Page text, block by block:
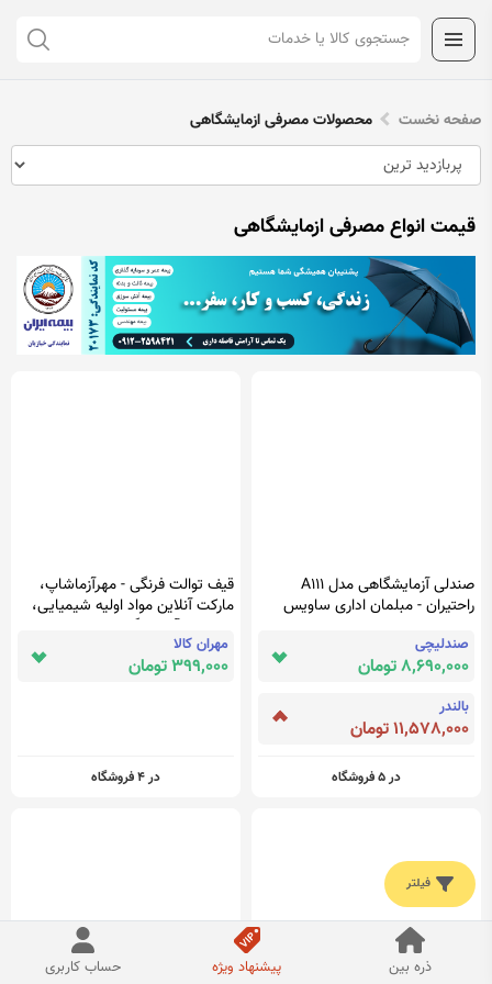
صفحه نخست محصولات مصرفی ازمایشگاهی
قیمت انواع مصرفی ازمایشگاهی
صندلی آزمایشگاهی مدل A111
راحتیران - مبلمان اداری ساویس
صندلیچی
8,690,000 تومان
بالندر
11,578,000 تومان
در 5 فروشگاه
قیف توالت فرنگی - مهرآزماشاپ،
مارکت آنلاین مواد اولیه شیمیایی،
تجهیزات آزمایشگاهی و پزشکی
مهران کالا
399,000 تومان
در 4 فروشگاه
فیلتر
ذره بین پیشنهاد ویژه حساب کاربری